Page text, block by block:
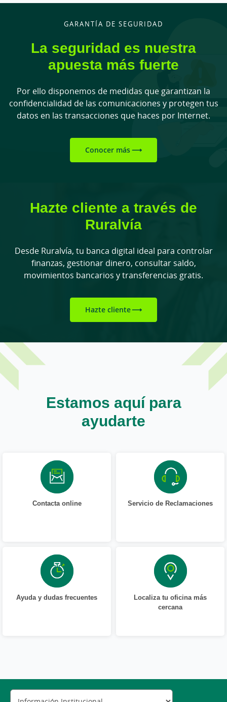
GARANTÍA DE SEGURIDAD
La seguridad es nuestra
apuesta más fuerte
Por ello disponemos de medidas que garantizan la
confidencialidad de las comunicaciones y protegen tus
datos en las transacciones que haces por Internet.
Conocer más
Hazte cliente a través de
Ruralvía
Desde Ruralvía, tu banca digital ideal para controlar
finanzas, gestionar dinero, consultar saldo,
movimientos bancarios y transferencias gratis.
Hazte cliente
Estamos aquí para
ayudarte
Contacta online Servicio de Reclamaciones
Ayuda y dudas frecuentes
Localiza tu oficina más
cercana